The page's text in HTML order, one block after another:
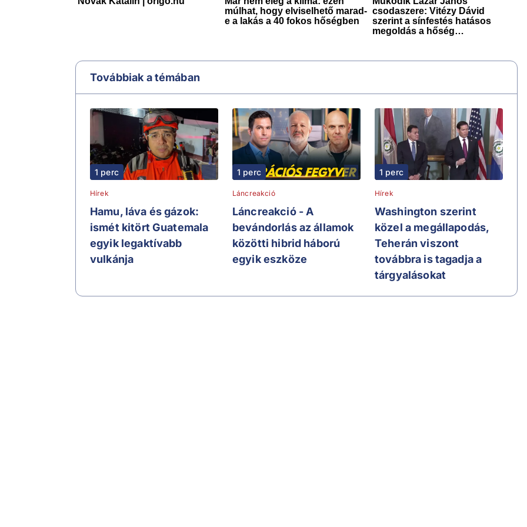
Továbbiak a témában
1 perc
Hírek
Hamu, láva és gázok:
ismét kitört Guatemala
egyik legaktívabb
vulkánja
1 perc
Láncreakció
Láncreakció - A
bevándorlás az államok
közötti hibrid háború
egyik eszköze
1 perc
Hírek
Washington szerint
közel a megállapodás,
Teherán viszont
továbbra is tagadja a
tárgyalásokat